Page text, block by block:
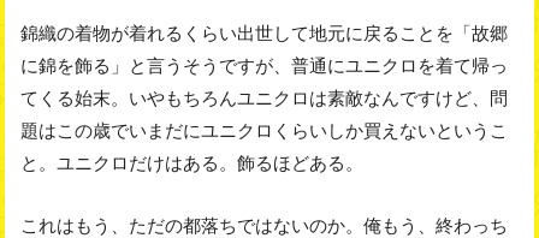
錦織の着物が着れるくらい出世して地元に戻ることを「故郷
に錦を飾る」と言うそうですが、普通にユニクロを着て帰っ
てくる始末。いやもちろんユニクロは素敵なんですけど、問
題はこの歳でいまだにユニクロくらいしか買えないというこ
と。ユニクロだけはある。飾るほどある。
これはもう、ただの都落ちではないのか。俺もう、終わっち